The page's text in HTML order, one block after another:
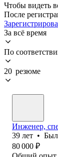
Чтобы видеть
После
За всё время
По
20 резюме
Инженер,
39 лет •
80 000 ₽